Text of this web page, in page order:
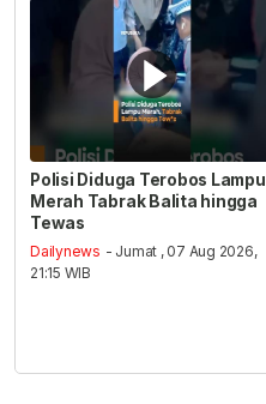
Polisi Diduga Terobos Lampu
Merah Tabrak Balita hingga
Tewas
Dailynews - Jumat , 07 Aug 2026,
21:15 WIB